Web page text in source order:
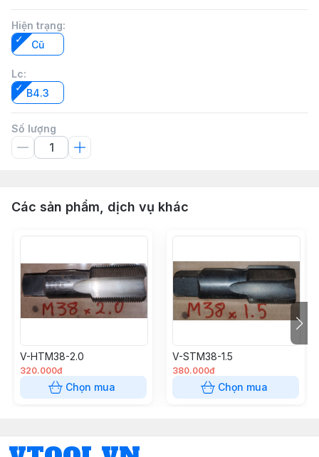
Hiện trạng:
Cũ
Lc:
B4.3
Số lượng
Các sản phẩm, dịch vụ khác
V-HTM38-2.0
320.000đ
Chọn mua
V-STM38-1.5
380.000đ
Chọn mua